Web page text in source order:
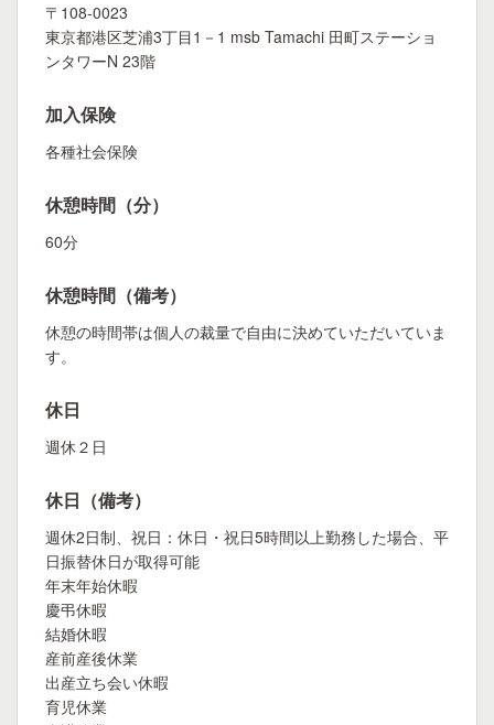
〒108-0023
東京都港区芝浦3丁目1－1 msb Tamachi 田町ステーショ
ンタワーN 23階
加入保険
各種社会保険
休憩時間（分）
60分
休憩時間（備考）
休憩の時間帯は個人の裁量で自由に決めていただいていま
す。
休日
週休２日
休日（備考）
週休2日制、祝日：休日・祝日5時間以上勤務した場合、平
日振替休日が取得可能
年末年始休暇
慶弔休暇
結婚休暇
産前産後休業
出産立ち会い休暇
育児休業